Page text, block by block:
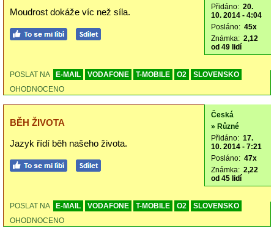
Moudrost dokáže víc než síla.
Přidáno: 20.
10. 2014 - 4:04
Posláno: 45x
Známka: 2,12
od 49 lidí
POSLAT NA E-MAIL VODAFONE T-MOBILE O2
SLOVENSKO
OHODNOCENO
BĚH ŽIVOTA
Jazyk řídí běh našeho života.
Česká
» Různé
Přidáno: 17.
10. 2014 - 7:21
Posláno: 47x
Známka: 2,22
od 45 lidí
POSLAT NA E-MAIL VODAFONE T-MOBILE O2
SLOVENSKO
OHODNOCENO